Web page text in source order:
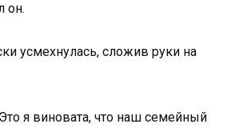
он.
усмехнулась, сложив руки на
я виновата, что наш семейный